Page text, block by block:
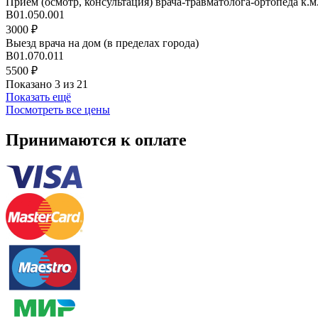
В01.050.001
3000 ₽
Выезд врача на дом (в пределах города)
B01.070.011
5500 ₽
Показано 3 из 21
Показать ещё
Посмотреть все цены
Принимаются к оплате